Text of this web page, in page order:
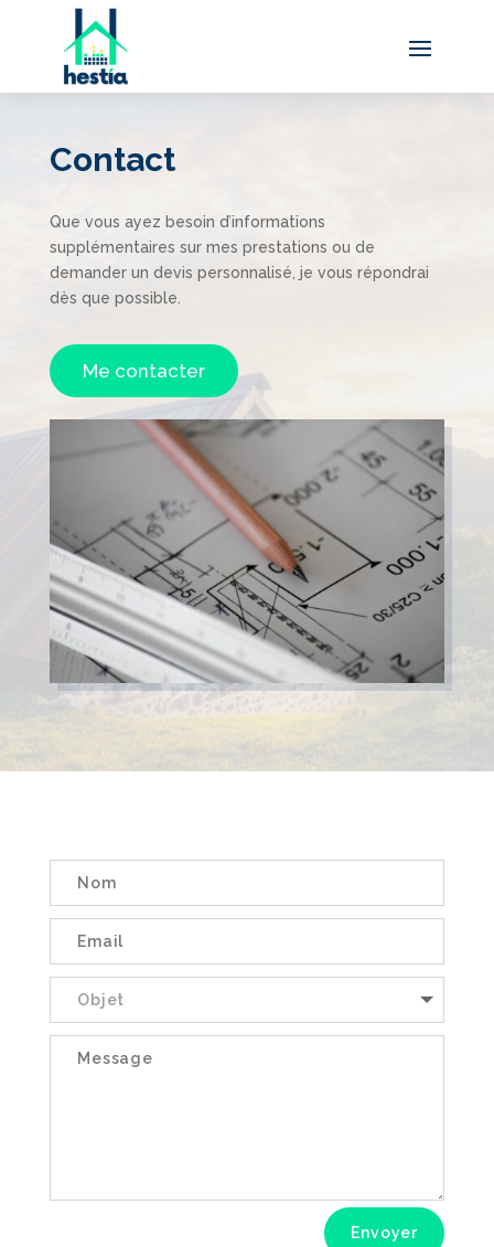
Contact
Que vous ayez besoin d’informations
supplémentaires sur mes prestations ou de
demander un devis personnalisé, je vous répondrai
dès que possible.
Me contacter
Envoyer